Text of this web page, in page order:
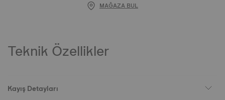
MAĞAZA BUL
Teknik Özellikler
Kayış Detayları